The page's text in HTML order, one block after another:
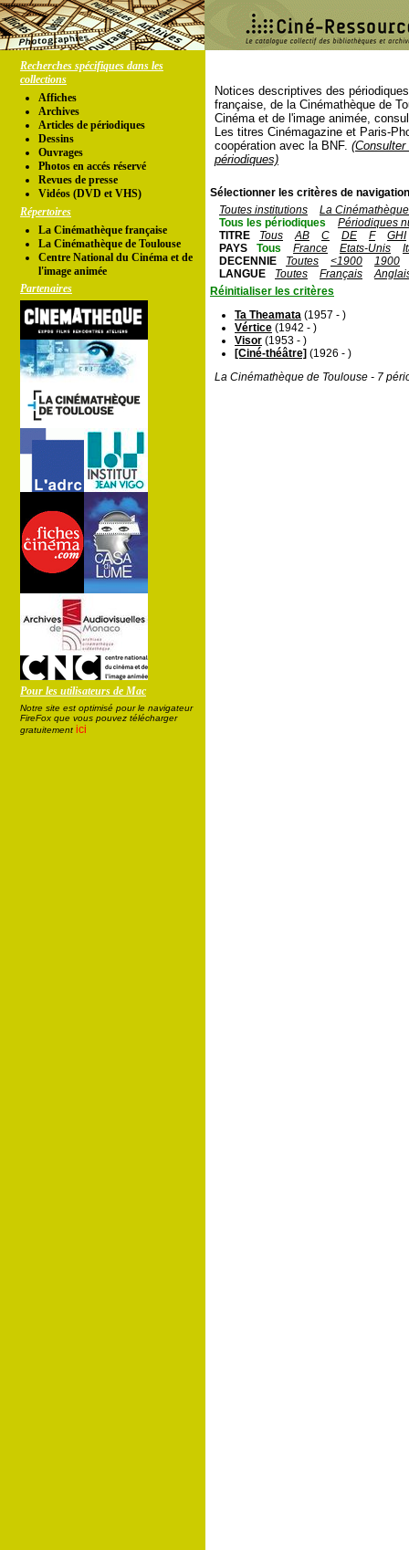
Recherches spécifiques dans les
collections
Affiches
Archives
Articles de périodiques
Dessins
Ouvrages
Photos en accés réservé
Revues de presse
Vidéos (DVD et VHS)
Répertoires
La Cinémathèque française
La Cinémathèque de Toulouse
Centre National du Cinéma et de
l'image animée
Partenaires
Pour les utilisateurs de Mac
Notre site est optimisé pour le navigateur
FireFox que vous pouvez télécharger
gratuitement ici
Notices descriptives des
française, de la Cinémathèque de
Cinéma et de l'image animée,
Les titres Cinémagazine et Paris-
coopération avec la BNF.
périodiques)
Sélectionner les critères de
Toutes institutions
La
Tous les périodiques
Périodiques
TITRE
Tous AB C DE F
GHI
PAYS
Tous France Etats-Unis
DECENNIE
Toutes <1900
1900
LANGUE
Toutes Français
Réinitialiser les critères
Ta Theamata (1957 - )
Vértice (1942 - )
Visor (1953 - )
[Ciné-théâtre] (1926 - )
La Cinémathèque de Toulouse - 7